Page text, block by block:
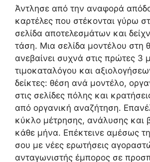
Άντλησε από την αναφορά
καρτέλες που στέκονται γύρω
σελίδα αποτελεσμάτων και
τάση. Μια σελίδα μοντέλου στη
ανεβαίνει συχνά στις πρώτες 3
τιμοκαταλόγου και
δείκτες: θέση ανά μοντέλο,
στις σελίδες πόλης και
από οργανική αναζήτηση.
κύκλο μέτρησης, ανάλυσης και
κάθε μήνα. Επέκτεινε αμέσως
σου με νέες ερωτήσεις
ανταγωνιστής έμπορος σε